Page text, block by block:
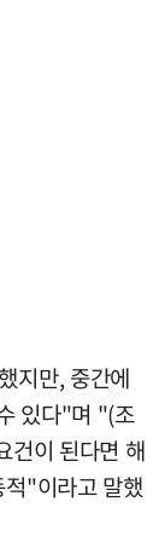
지만, 중간에
있다"며 "(조
건이 된다면 해
"이라고 말했